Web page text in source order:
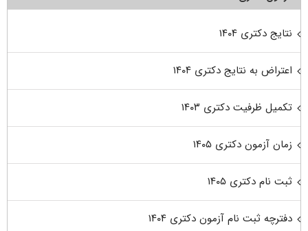
نتایج دکتری ۱۴۰۴
اعتراض به نتایج دکتری ۱۴۰۴
تکمیل ظرفیت دکتری ۱۴۰۳
زمان آزمون دکتری ۱۴۰۵
ثبت نام دکتری ۱۴۰۵
دفترچه ثبت نام آزمون دکتری ۱۴۰۴